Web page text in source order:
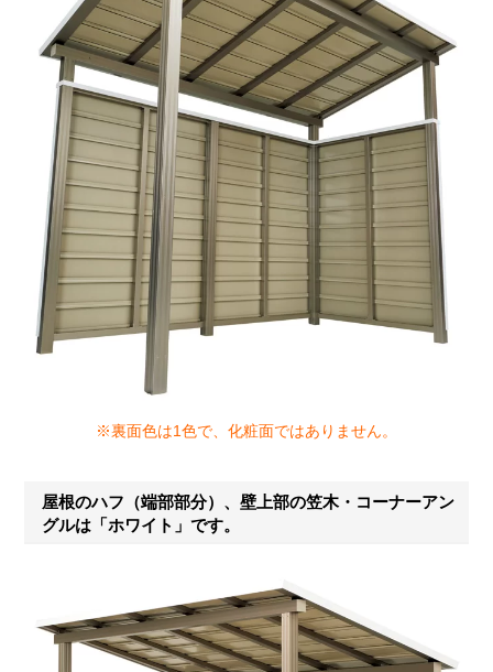
※裏面色は1色で、化粧面ではありません。
屋根のハフ（端部部分）、壁上部の笠木・コーナーアン
グルは「ホワイト」です。